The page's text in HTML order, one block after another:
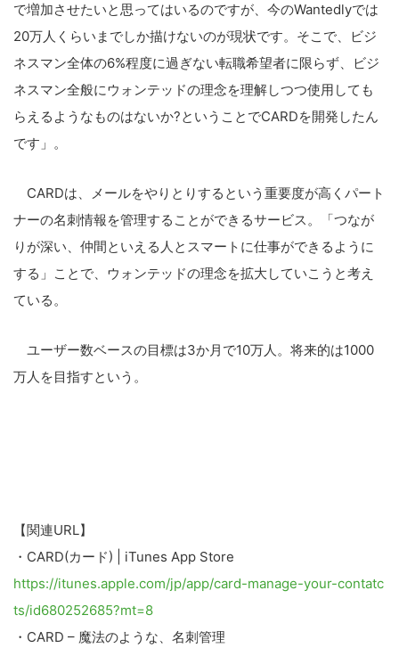
で増加させたいと思ってはいるのですが、今のWantedlyでは
20万人くらいまでしか描けないのが現状です。そこで、ビジ
ネスマン全体の6%程度に過ぎない転職希望者に限らず、ビジ
ネスマン全般にウォンテッドの理念を理解しつつ使用しても
らえるようなものはないか?ということでCARDを開発したん
です」。
CARDは、メールをやりとりするという重要度が高くパート
ナーの名刺情報を管理することができるサービス。「つなが
りが深い、仲間といえる人とスマートに仕事ができるように
する」ことで、ウォンテッドの理念を拡大していこうと考え
ている。
ユーザー数ベースの目標は3か月で10万人。将来的は1000
万人を目指すという。
【関連URL】
・CARD(カード) | iTunes App Store
https://itunes.apple.com/jp/app/card-manage-your-contatc
ts/id680252685?mt=8
・CARD – 魔法のような、名刺管理